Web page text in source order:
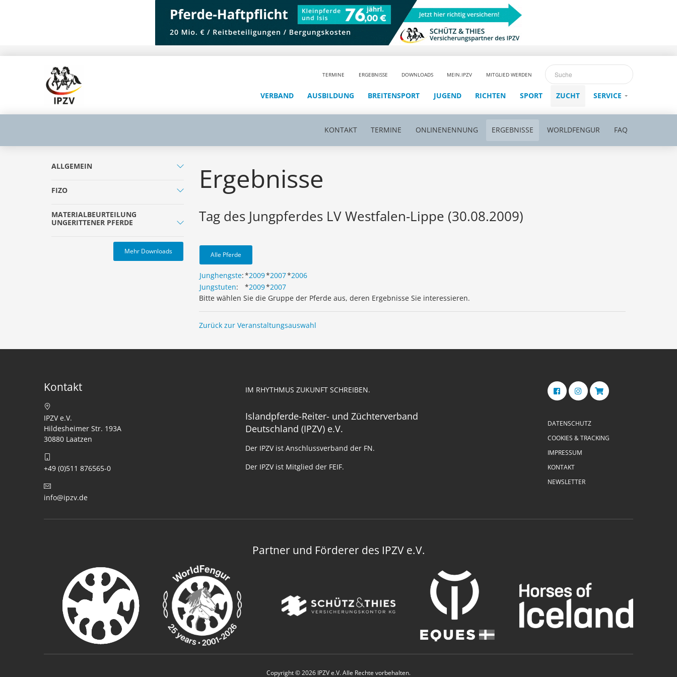
TERMINE ERGEBNISSE DOWNLOADS MEIN.IPZV MITGLIED WERDEN
VERBAND AUSBILDUNG BREITENSPORT JUGEND RICHTEN SPORT ZUCHT SERVICE
KONTAKT TERMINE ONLINENENNUNG ERGEBNISSE WORLDFENGUR FAQ
ALLGEMEIN
FIZO
MATERIALBEURTEILUNG
UNGERITTENER PFERDE
Mehr Downloads
Ergebnisse
Tag des Jungpferdes LV Westfalen-Lippe (30.08.2009)
Alle Pferde
Junghengste:*2009*2007*2006
Jungstuten: *2009*2007
Bitte wählen Sie die Gruppe der Pferde aus, deren Ergebnisse Sie interessieren.
Zurück zur Veranstaltungsauswahl
Kontakt
IPZV e.V.
Hildesheimer Str. 193A
30880 Laatzen
+49 (0)511 876565-0
info@ipzv.de
IM RHYTHMUS ZUKUNFT SCHREIBEN.
Islandpferde-Reiter- und Züchterverband
Deutschland (IPZV) e.V.
Der IPZV ist Anschlussverband der FN.
Der IPZV ist Mitglied der FEIF.
DATENSCHUTZ
COOKIES & TRACKING
IMPRESSUM
KONTAKT
NEWSLETTER
Partner und Förderer des IPZV e.V.
Copyright © 2026 IPZV e.V. Alle Rechte vorbehalten.